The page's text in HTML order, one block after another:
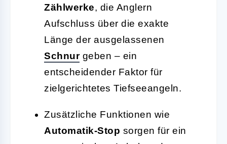
Zählwerke, die Anglern
Aufschluss über die exakte
Länge der ausgelassenen
Schnurgeben – ein
entscheidender Faktor für
zielgerichtetes Tiefseeangeln.
Zusätzliche Funktionen wie
Automatik-Stop sorgen für ein